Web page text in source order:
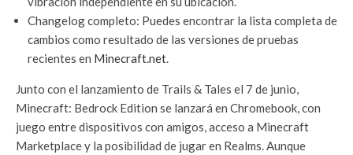
Changelog completo: Puedes encontrar la lista completa de
cambios como resultado de las versiones de pruebas
recientes en Minecraft.net.
Junto con el lanzamiento de Trails & Tales el 7 de junio,
Minecraft: Bedrock Edition se lanzará en Chromebook, con
juego entre dispositivos con amigos, acceso a Minecraft
Marketplace y la posibilidad de jugar en Realms. Aunque